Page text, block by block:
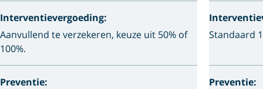
Interventievergoeding:
Aanvullend te verzekeren, keuze uit 50% of
100%.
Preventie:
Standaard
Preventie: